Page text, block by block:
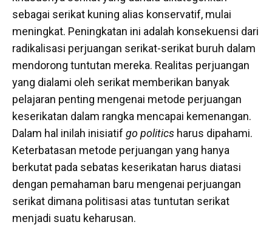
sebagai serikat kuning alias konservatif, mulai
meningkat. Peningkatan ini adalah konsekuensi dari
radikalisasi perjuangan serikat-serikat buruh dalam
mendorong tuntutan mereka. Realitas perjuangan
yang dialami oleh serikat memberikan banyak
pelajaran penting mengenai metode perjuangan
keserikatan dalam rangka mencapai kemenangan.
Dalam hal inilah inisiatif go politics harus dipahami.
Keterbatasan metode perjuangan yang hanya
berkutat pada sebatas keserikatan harus diatasi
dengan pemahaman baru mengenai perjuangan
serikat dimana politisasi atas tuntutan serikat
menjadi suatu keharusan.